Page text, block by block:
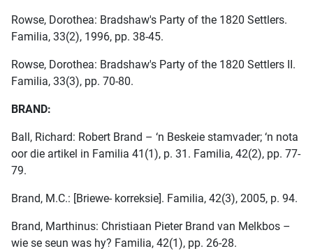
Rowse, Dorothea: Bradshaw's Party of the 1820 Settlers.
Familia, 33(2), 1996, pp. 38-45.
Rowse, Dorothea: Bradshaw's Party of the 1820 Settlers II.
Familia, 33(3), pp. 70-80.
BRAND:
Ball, Richard: Robert Brand – ‘n Beskeie stamvader; ‘n nota
oor die artikel in Familia 41(1), p. 31. Familia, 42(2), pp. 77-
79.
Brand, M.C.: [Briewe- korreksie]. Familia, 42(3), 2005, p. 94.
Brand, Marthinus: Christiaan Pieter Brand van Melkbos –
wie se seun was hy? Familia, 42(1), pp. 26-28.